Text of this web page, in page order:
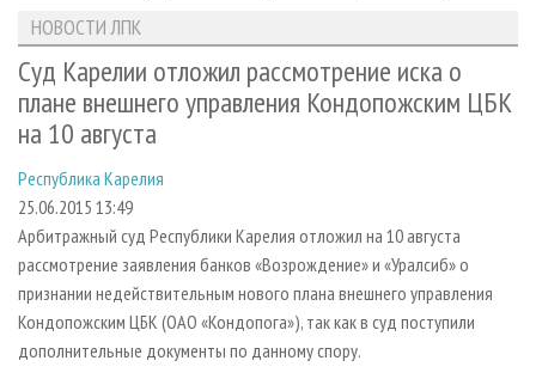
ЛЕСОЗАГОТОВКА
ЛЕСОПИЛЕНИЕ
ДЕРЕВООБРАБОТКА
СУШКА ДРЕВЕСИНЫ
ПРОИЗВОДСТВО ДРЕВЕСНЫХ ПЛИТ
ДЕРЕВЯННОЕ ДОМОСТРОЕНИЕ
ПРОИЗВОДСТВО МЕБЕЛИ
БИОЭНЕРГЕТИКА
НОВОСТИ ЛПК
НОВОСТИ ЖУРНАЛА
НОВОСТИ КОМПАНИЙ
ПРОЕКТЫ ЛПИ
АНАЛИТИКА
ПРЕДПРИЯТИЯ ЛПК
ЛЕСНЫЕ РЕГИОНЫ РОССИИ
ПЕРСОНЫ
МОБИЛЬНЫЕ ВЫСТАВКИ
ОФИЦИАЛЬНЫЕ ДЕЛЕГАЦИИ
ПРИОРИТЕТНЫЕ ИНВЕСТПРОЕКТЫ
RUSSIAN FORESTRY REVIEW
АРХИВ
АРХИВ ЖУРНАЛОВ
СТАТЬИ
О ЖУРНАЛЕ
ПОДПИСКА
КОНТАКТЫ
РЕКЛАМОДАТЕЛЯМ
РЕКЛАМА
РЕКЛАМА НА САЙТЕ
НОВОСТИ ЛПК
Суд Карелии отложил рассмотрение иска о
плане внешнего управления Кондопожским ЦБК
на 10 августа
Республика Карелия
25.06.2015 13:49
Арбитражный суд Республики Карелия отложил на 10 августа
рассмотрение заявления банков «Возрождение» и «Уралсиб» о
признании недействительным нового плана внешнего управления
Кондопожским ЦБК (ОАО «Кондопога»), так как в суд поступили
дополнительные документы по данному спору.